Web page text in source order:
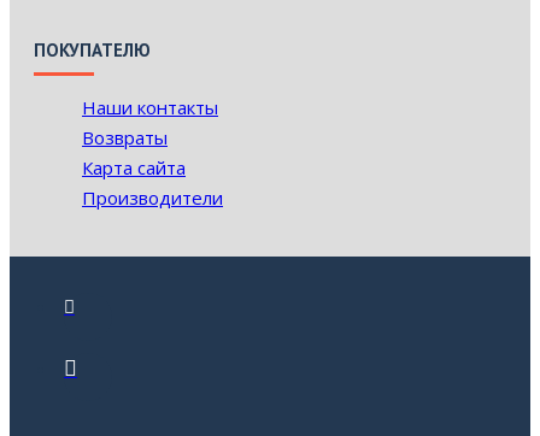
ПОКУПАТЕЛЮ
Наши контакты
Возвраты
Карта сайта
Производители